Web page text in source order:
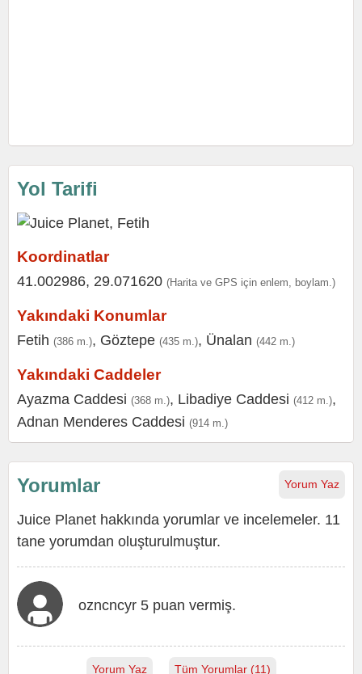
Yol Tarifi
Koordinatlar
41.002986, 29.071620 (Harita ve GPS için enlem, boylam.)
Yakındaki Konumlar
Fetih (386 m.), Göztepe (435 m.), Ünalan (442 m.)
Yakındaki Caddeler
Ayazma Caddesi (368 m.), Libadiye Caddesi (412 m.),
Adnan Menderes Caddesi (914 m.)
Yorum Yaz
Yorumlar
Juice Planet hakkında yorumlar ve incelemeler. 11
tane yorumdan oluşturulmuştur.
ozncncyr 5 puan vermiş.
Yorum Yaz Tüm Yorumlar (11)